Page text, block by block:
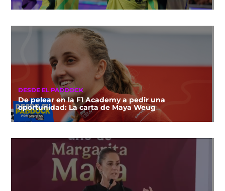
DESDE EL PADDOCK
De pelear en la F1 Academy a pedir una
oportunidad: La carta de Maya Weug